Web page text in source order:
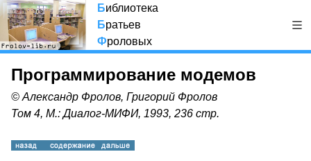
Библиотека
Братьев
Фроловых
Программирование модемов
© Александр Фролов, Григорий Фролов
Том 4, М.: Диалог-МИФИ, 1993, 236 стр.